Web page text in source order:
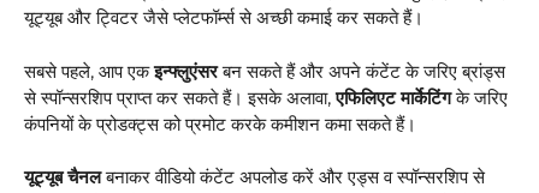
यूट्यूब और ट्विटर जैसे प्लेटफॉर्म्स से अच्छी कमाई कर सकते हैं।
सबसे पहले, आप एकइन्फ्लुएंसरबन सकते हैं और अपने कंटेंट के जरिए ब्रांड्स
से स्पॉन्सरशिप प्राप्त कर सकते हैं। इसके अलावा,एफिलिएट मार्केटिंगके जरिए
कंपनियों के प्रोडक्ट्स को प्रमोट करके कमीशन कमा सकते हैं।
यूट्यूब चैनलबनाकर वीडियो कंटेंट अपलोड करें और एड्स व स्पॉन्सरशिप से